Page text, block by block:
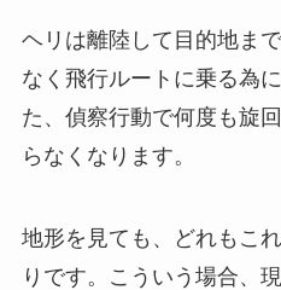
ヘリは離陸して目的地ま
なく飛行ルートに乗る為
た、偵察行動で何度も旋
らなくなります。
地形を見ても、どれもこ
りです。こういう場合、